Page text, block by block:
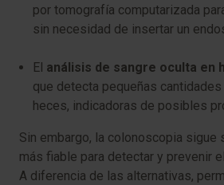
por tomografía computarizada
sin necesidad de insertar un
El análisis de sangre oculta en
que detecta pequeñas
heces, indicadoras de posibles
Sin embargo, la colonoscopia sigue
más fiable para detectar y prevenir
A diferencia de las alternativas,